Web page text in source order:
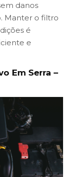
danos
Manter o filtro
é
e
Em Serra –